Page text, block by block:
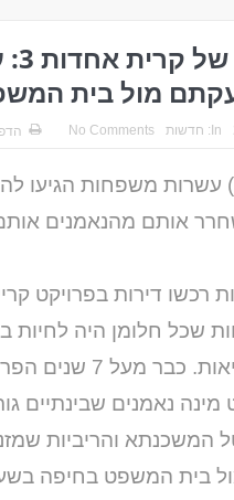
מול בית
In: חדשות No Comments
ביום חמישי האחרון (25.05) עשרות
אותם מהנאמנים
שכל חלומן היה לחיות
שהחלום נראה רחוק
נאמנים שבינתיים
המשכנתא והריביות
בית המשפט בחיפה